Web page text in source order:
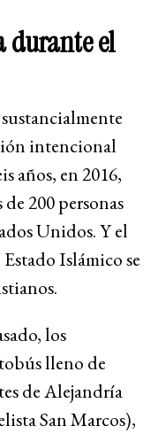
durante el
intencional
años, en 2016,
200 personas
Unidos. Y el
Islámico se
los
lleno de
de Alejandría
San Marcos),